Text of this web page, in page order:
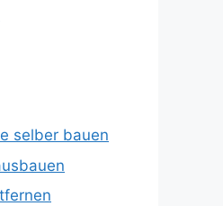
selber bauen